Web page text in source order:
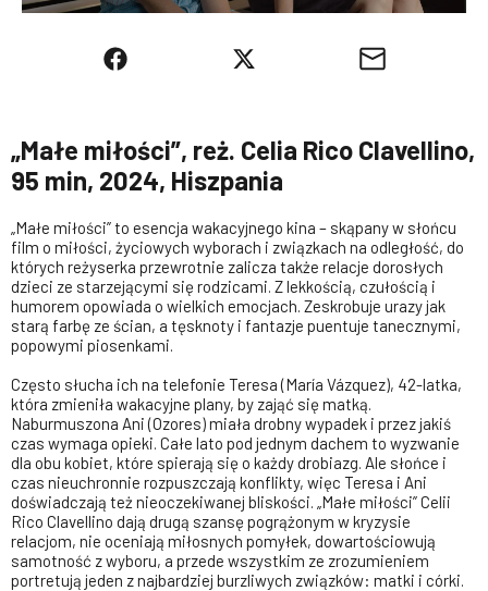
„Małe miłości”, reż. Celia Rico Clavellino,
95 min, 2024, Hiszpania
„Małe miłości” to esencja wakacyjnego kina – skąpany w słońcu
film o miłości, życiowych wyborach i związkach na odległość, do
których reżyserka przewrotnie zalicza także relacje dorosłych
dzieci ze starzejącymi się rodzicami. Z lekkością, czułością i
humorem opowiada o wielkich emocjach. Zeskrobuje urazy jak
starą farbę ze ścian, a tęsknoty i fantazje puentuje tanecznymi,
popowymi piosenkami.
Często słucha ich na telefonie Teresa (María Vázquez), 42-latka,
która zmieniła wakacyjne plany, by zająć się matką.
Naburmuszona Ani (Ozores) miała drobny wypadek i przez jakiś
czas wymaga opieki. Całe lato pod jednym dachem to wyzwanie
dla obu kobiet, które spierają się o każdy drobiazg. Ale słońce i
czas nieuchronnie rozpuszczają konflikty, więc Teresa i Ani
doświadczają też nieoczekiwanej bliskości. „Małe miłości” Celii
Rico Clavellino dają drugą szansę pogrążonym w kryzysie
relacjom, nie oceniają miłosnych pomyłek, dowartościowują
samotność z wyboru, a przede wszystkim ze zrozumieniem
portretują jeden z najbardziej burzliwych związków: matki i córki.